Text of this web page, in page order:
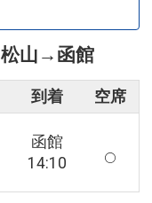
松山 → 函館
到着 空席
函館
14:10